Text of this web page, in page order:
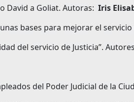
David a Goliat. Autoras: Iris
bases para mejorar el servicio
del servicio de Justicia”.
del Poder Judicial de la